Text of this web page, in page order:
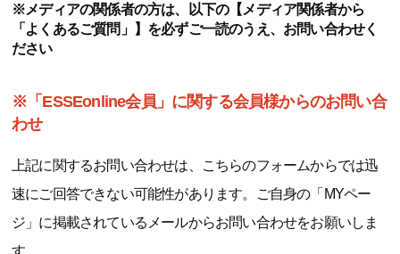
※メディアの関係者の方は、以下の【メディア関係者から
「よくあるご質問」】を必ずご一読のうえ、お問い合わせく
ださい
※「ESSEonline会員」に関する会員様からのお問い合
わせ
上記に関するお問い合わせは、こちらのフォームからでは迅
速にご回答できない可能性があります。ご自身の「MYペー
ジ」に掲載されているメールからお問い合わせをお願いしま
す。